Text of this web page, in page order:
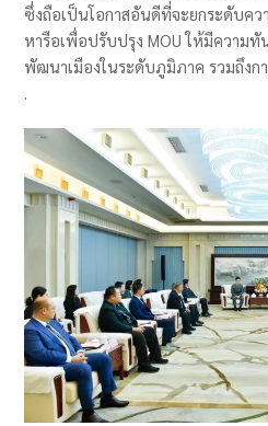
ซึ่งถือเป็นโอกาสอันดีที่จะยกระดับค
หารือเพื่อปรับปรุง MOU ให้มีความ
พัฒนาเมืองในระดับภูมิภาค รวมถึงก
.